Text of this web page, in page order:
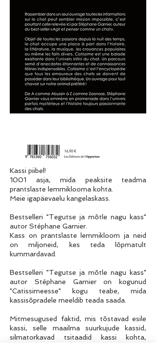
Kassi piibel!
1001 asja, mida peaksite teadma
prantslaste lemmiklooma kohta.
Meie igapäevaelu kangelaskass.
Bestselleri "Tegutse ja mõtle nagu kass"
autor Stéphane Garnier.
Kass on prantslaste lemmikloom ja neid
on miljoneid, kes teda lõpmatult
kummardavad.
Bestselleri "Tegutse ja mõtle nagu kass"
autor Stéphane Garnier on kogunud
"Catissimeesse" kogu teabe, mida
kassisõpradele meeldib teada saada.
Mitmesugused faktid, mis tõstavad esile
kassi, selle maailma suurkujude kassid,
silmatorkavad tsitaadid kassi kohta,